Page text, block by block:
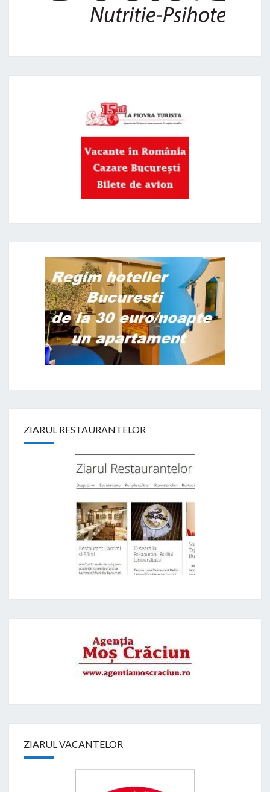
ZIARUL RESTAURANTELOR
ZIARUL VACANTELOR